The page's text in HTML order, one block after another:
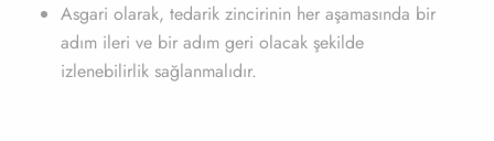
Asgari olarak, tedarik zincirinin her aşamasında bir
adım ileri ve bir adım geri olacak şekilde
izlenebilirlik sağlanmalıdır.